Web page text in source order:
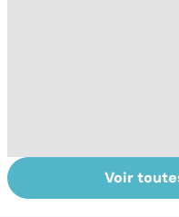
Comment
faciliter la
Voir